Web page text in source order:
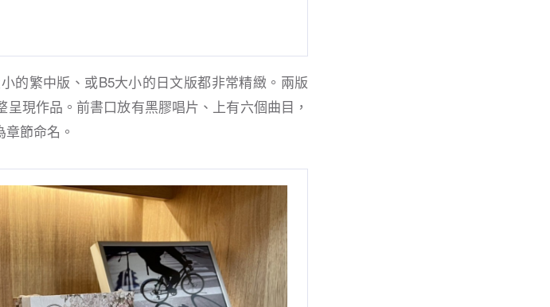
的繁中版、或B5大小的日文版都非常精緻。兩版
現作品。前書口放有黑膠唱片、上有六個曲目，
節命名。